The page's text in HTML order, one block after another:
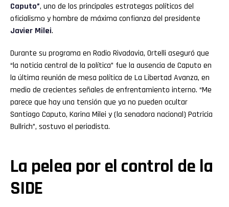
Caputo”, uno de los principales estrategas políticos del
oficialismo y hombre de máxima confianza del presidente
Javier Milei.
Durante su programa en Radio Rivadavia, Ortelli aseguró que
“la noticia central de la política” fue la ausencia de Caputo en
la última reunión de mesa política de La Libertad Avanza, en
medio de crecientes señales de enfrentamiento interno. “Me
parece que hay una tensión que ya no pueden ocultar
Santiago Caputo, Karina Milei y (la senadora nacional) Patricia
Bullrich”, sostuvo el periodista.
La pelea por el control de la
SIDE